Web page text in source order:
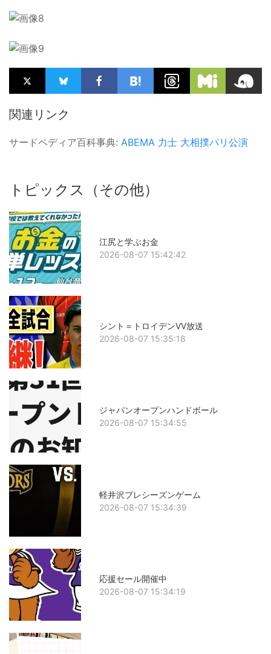
関連リンク
サードペディア百科事典: ABEMA 力士 大相撲パリ公演
トピックス（その他）
江尻と学ぶお金
2026-08-07 15:42:42
シント＝トロイデンVV放送
2026-08-07 15:35:18
ジャパンオープンハンドボール
2026-08-07 15:34:55
軽井沢プレシーズンゲーム
2026-08-07 15:34:39
応援セール開催中
2026-08-07 15:34:19